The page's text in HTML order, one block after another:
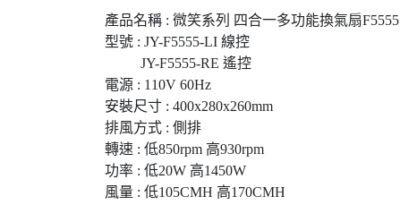
產品名稱 : 微笑系列 四合一多功能換氣扇F5555
型號 : JY-F5555-LI 線控
JY-F5555-RE 遙控
電源 : 110V 60Hz
安裝尺寸 : 400x280x260mm
排風方式 : 側排
轉速 : 低850rpm 高930rpm
功率 : 低20W 高1450W
風量 : 低105CMH 高170CMH